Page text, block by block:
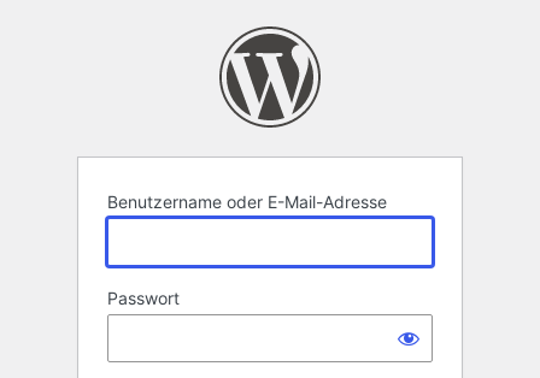
Benutzername oder E-Mail-Adresse
Passwort